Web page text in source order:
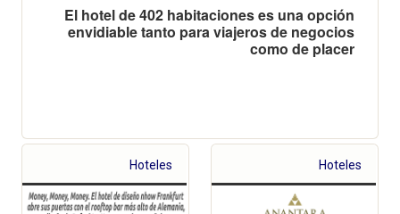
El hotel de 402 habitaciones es una opción
envidiable tanto para viajeros de negocios
como de placer
Hoteles Hoteles